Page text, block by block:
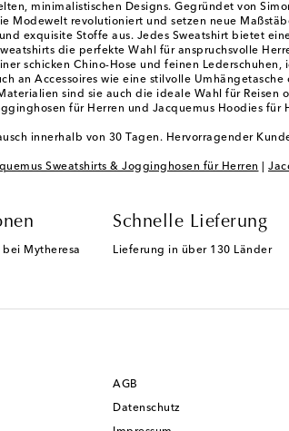
minimalistischen Designs. Gegründet von
Modewelt revolutioniert und setzen neue
exquisite Stoffe aus. Jedes Sweatshirt bietet
die perfekte Wahl für anspruchsvolle
schicken Chino-Hose und feinen
an Accessoires wie eine stilvolle
sind sie auch die ideale Wahl für Reisen
für Herren und Jacquemus Hoodies
innerhalb von 30 Tagen. Hervorragender
Sweatshirts & Jogginghosen für Herren
Mytheresa
Schnelle Lieferung
Lieferung in über 130 Länder
AGB
Datenschutz